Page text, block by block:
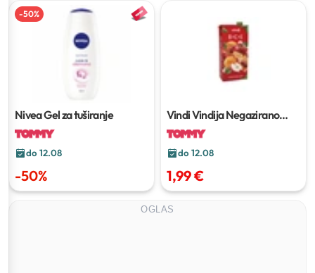
-50%
Nivea Gel za tuširanje
do 12.08
-50%
Vindi Vindija Negazirano
piće2 L
do 12.08
1,99 €
OGLAS